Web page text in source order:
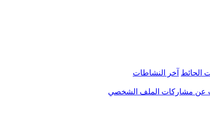
الحائط آخر النشاطات
عن مشاركات الملف الشخصي